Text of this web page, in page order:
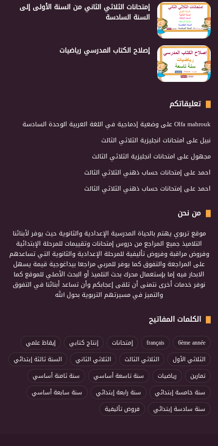
إمتحانات الثلاثي الثاني من السنة الأولى إلى
السنة السادسة
إصلاح الكتاب المدرسي رياضيات
تعليقاتكم
Olfa mahroukعلى وضعية إدماجية في اللغة العربية الوحدة السادسة
نبيلعلى امتحانات انجليزية الثلاثي الثالث
مجهولعلى امتحانات انجليزية الثلاثي الثالث
احمدعلى إمتحانات حساب ذهني الثلاثي الثالث
احمدعلى إمتحانات حساب ذهني الثلاثي الثالث
من نحن
موقع تربوي يهتم بالحياة المدرسية الإعدادية والثانوية حيث يوفر لأبنائنا
التلاميذ جميع المراجع من دروس إمتحانات وتقييمات للمرحلة الإبتدائية
وفروض مراقبة وفروض تأليفية للمرحلة الإعدادية والثانوية التي تساعدهم
على المراجعة والتفوق كما يوفر للمربي مراجعا بيداغوجية قيمة يسهل
الابحار فيه إما بإستعمال محرك بحث التلميذ أو البحث الأصلي للموقع كما
نوفر خدمات أخرى نتمنى أن تلقى إعجابكم وأن تساعد أبنائنا في التفوق
والتميز في مسيرتهم التربوية بحول الله
الكلمات المفاتيح
6ème année
français إمتحانات إنتاج كتابي
إيقاظ علمي
الثلاثي الأول
الثلاثي الثالث الثلاثي الثاني
السنة ثالثة إبتدائي
تمارين
رياضيات سنة تاسعة أساسي
سنة ثامنة أساسي
سنة خامسة إبتدائي
سنة رابعة إبتدائي
سنة سابعة أساسي
سنة سادسة إبتدائي
فروض تأليفية